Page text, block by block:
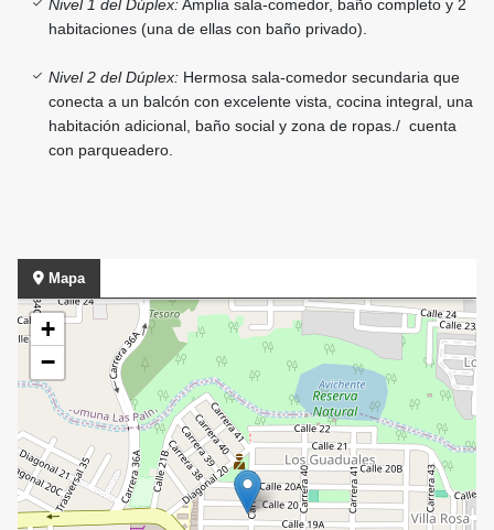
Nivel 1 del Dúplex:Amplia sala-comedor, baño completo y 2
habitaciones (una de ellas con baño privado).
Nivel 2 del Dúplex: Hermosa sala-comedor secundaria que
conecta a un balcón con excelente vista, cocina integral, una
habitación adicional, baño social y zona de ropas./ cuenta
con parqueadero.
Mapa
+
−